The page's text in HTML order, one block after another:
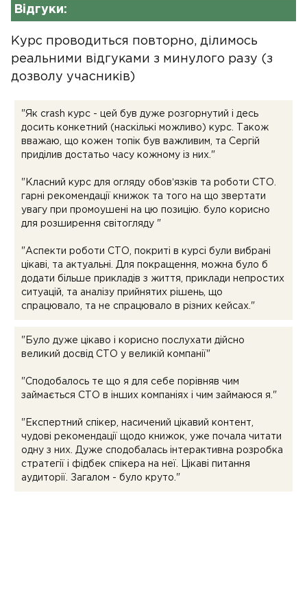
Відгуки:
Курс проводиться повторно, ділимось
реальними відгуками з минулого разу (з
дозволу учасників)
"Як crash курс - цей був дуже розгорнутий і десь
досить конкетний (наскількі можливо) курс. Також
вважаю, що кожен топік був важливим, та Сергій
приділив достатьо часу кожному із них."
"Класний курс для огляду обовʼязків та роботи СТО.
гарні рекомендації книжок та того на що звертати
увагу при промоушені на цю позицію. було корисно
для розширення світогляду "
"Аспекти роботи СТО, покриті в курсі були вибрані
цікаві, та актуальні. Для покращення, можна було б
додати більше прикладів з життя, приклади непростих
ситуацій, та аналізу прийнятих рішень, що
спрацювало, та не спрацювало в різних кейсах."
"Було дуже цікаво і корисно послухати дійсно
великий досвід СТО у великій компанії"
"Сподобалось те що я для себе порівняв чим
займається СТО в інших компаніях і чим займаюся я."
"Експертний спікер, насичений цікавий контент,
чудові рекомендації щодо книжок, уже почала читати
одну з них. Дуже сподобалась інтерактивна розробка
стратегії і фідбек спікера на неї. Цікаві питання
аудиторії. Загалом - було круто."